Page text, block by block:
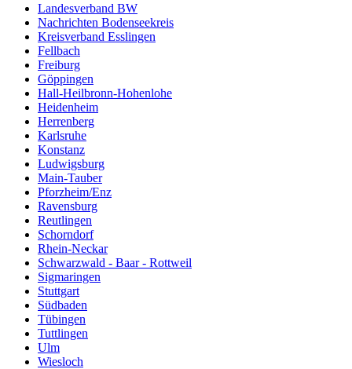
Landesverband BW
Nachrichten Bodenseekreis
Kreisverband Esslingen
Fellbach
Freiburg
Göppingen
Hall-Heilbronn-Hohenlohe
Heidenheim
Herrenberg
Karlsruhe
Konstanz
Ludwigsburg
Main-Tauber
Pforzheim/Enz
Ravensburg
Reutlingen
Schorndorf
Rhein-Neckar
Schwarzwald - Baar - Rottweil
Sigmaringen
Stuttgart
Südbaden
Tübingen
Tuttlingen
Ulm
Wiesloch